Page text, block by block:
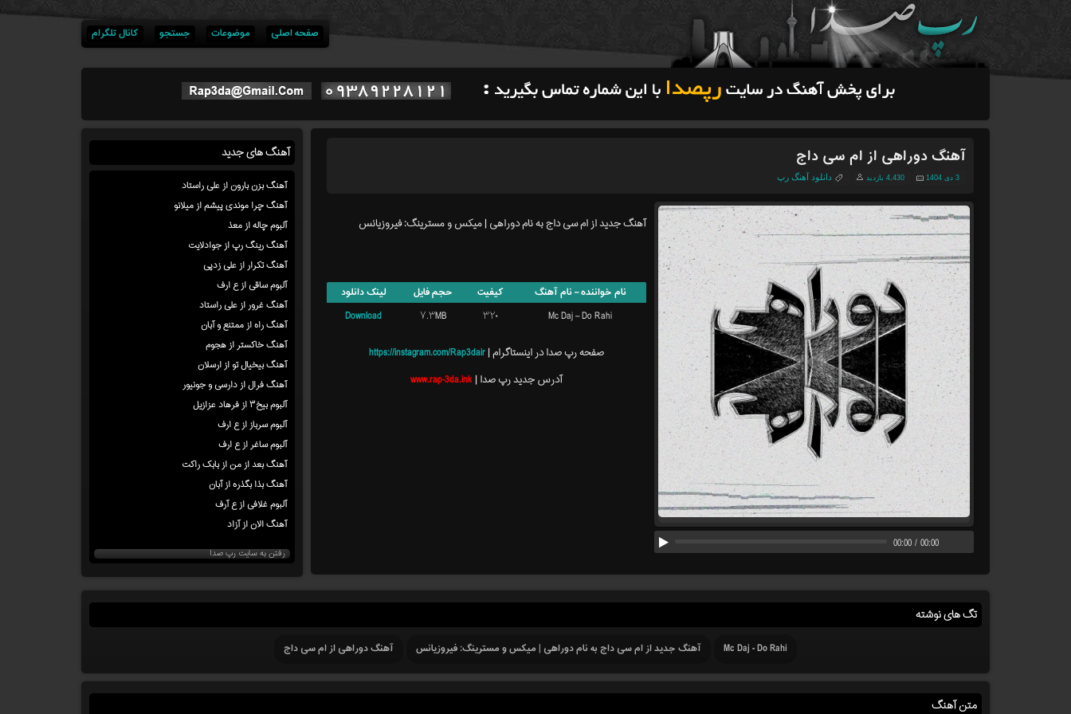
صفحه اصلی موضوعات جستجو کانال تلگرام
آهنگ دوراهی از ام سی داج
3 دی 1404 4,430 بازدید دانلود آهنگ رپ
00:00 / 00:00
آهنگ جدید از ام سی داج به نام دوراهی | میکس و مسترینگ: فیروزیانس
نام خواننده – نام آهنگ کیفیت حجم فایل
لینک دانلود
Mc Daj – Do Rahi
۳۲۰ ۷.۳MB Download
صفحه رپ صدا در اینستاگرام |https://instagram.com/Rap3dair
آدرس جدید رپ صدا |www.rap-3da.ink
آهنگ های جدید
آهنگ بزن بارون از علی راستاد
آهنگ چرا موندی پیشم از میلانو
آلبوم چاله از معذ
آهنگ رینگ رپ از جوادلایت
آهنگ تکرار از علی زدپی
آلبوم ساقی از ع ارف
آهنگ غرور از علی راستاد
آهنگ راه از ممتنع و آبان
آهنگ خاکستر از هجوم
آهنگ بیخیال تو از ارسلان
آهنگ فرال از دارسی و جونیور
آلبوم بیخ۳ از فرهاد عزازیل
آلبوم سرباز از ع ارف
آلبوم ساغر از ع ارف
آهنگ بعد از من از بابک راکت
آهنگ بذا بگذره از آبان
آلبوم غلافی از ع آرف
آهنگ الان از آزاد
رفتن به سایت رپ صدا
تگ های نوشته
Mc Daj - Do Rahi آهنگ جدید از ام سی داج به نام دوراهی | میکس و مسترینگ: فیروزیانس آهنگ دوراهی از ام سی داج
متن آهنگ